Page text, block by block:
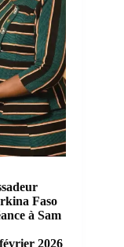
Faso
à Sam
2026